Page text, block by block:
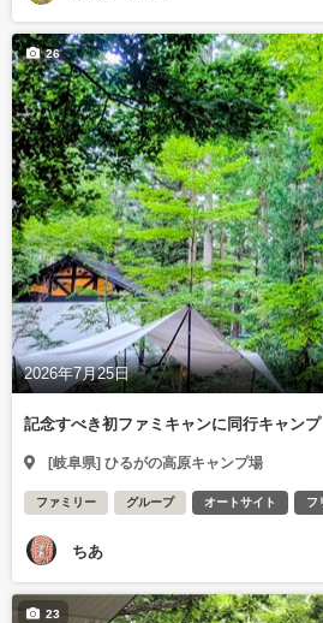
2026年7月25日
26
記念すべき初ファミキャンに同行キャンプ
[岐阜県] ひるがの高原キャンプ場
ファミリー グループ オートサイト フ
ちあ
23